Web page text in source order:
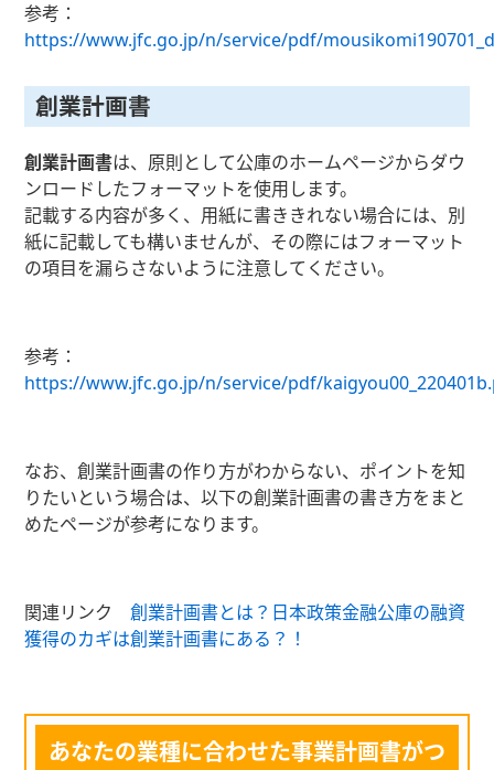
参考：
https://www.jfc.go.jp/n/service/pdf/
創業計画書
創業計画書は、原則として公庫のホームページからダウ
ンロードしたフォーマットを使用します。
記載する内容が多く、用紙に書ききれない場合には、別
紙に記載しても構いませんが、その際にはフォーマット
の項目を漏らさないように注意してください。
参考：
https://www.jfc.go.jp/n/service/pdf/
なお、創業計画書の作り方がわからない、ポイントを知
りたいという場合は、以下の創業計画書の書き方をまと
めたページが参考になります。
関連リンク創業計画書とは？日本政策金融公庫の融資
獲得のカギは創業計画書にある？！
あなたの業種に合わせた事業計画書がつ